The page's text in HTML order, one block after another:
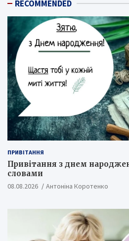
RECOMMENDED
ПРИВІТАННЯ
Привітання з днем
словами
08.08.2026 Антоніна Коротенко